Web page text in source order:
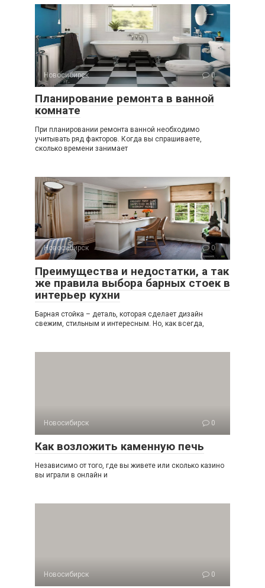
Новосибирск 0
Планирование ремонта в ванной
комнате
При планировании ремонта ванной необходимо
учитывать ряд факторов. Когда вы спрашиваете,
сколько времени занимает
Новосибирск 0
Преимущества и недостатки, а так
же правила выбора барных стоек в
интерьер кухни
Барная стойка – деталь, которая сделает дизайн
свежим, стильным и интересным. Но, как всегда,
Новосибирск 0
Как возложить каменную печь
Независимо от того, где вы живете или сколько кaзинo
вы играли в онлайн и
Новосибирск 0